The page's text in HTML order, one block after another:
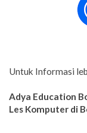
Untuk Informasi
Adya Education
Les Komputer di